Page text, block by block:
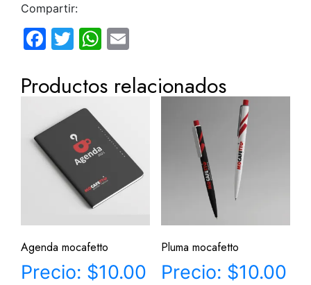
mocafetto
cantidad
Compartir:
Facebook
TwitterWhatsApp
Productos relacionados
Agenda mocafetto
$10.00
Pluma mocafetto
$10.00